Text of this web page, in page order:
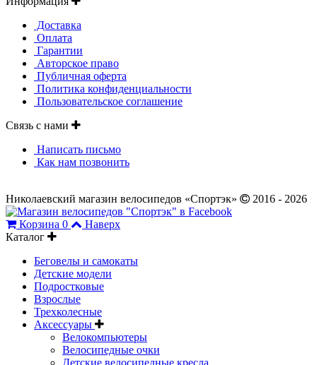
Доставка
Оплата
Гарантии
Авторское право
Публичная оферта
Политика конфиденциальности
Пользовательское соглашение
Связь с нами
Написать письмо
Как нам позвонить
Николаевский магазин велосипедов «Спортэк» 2016 - 2026
Корзина 0
Наверх
Каталог
Беговелы и самокаты
Детские модели
Подростковые
Взрослые
Трехколесные
Аксессуары
Велокомпьютеры
Велосипедные очки
Детские велосипедные кресла